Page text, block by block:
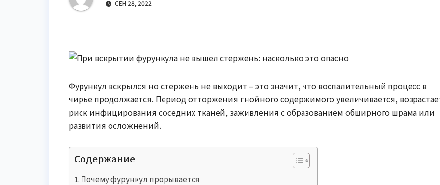
СЕН 28, 2022
Фурункул вскрылся но стержень не выходит – это значит, что воспалительный процесс в
чирье продолжается. Период отторжения гнойного содержимого увеличивается,
риск инфицирования соседних тканей, заживления с образованием обширного шрама или
развития осложнений.
Содержание
Почему фурункул прорывается